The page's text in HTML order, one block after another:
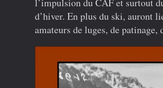
l’impulsion du CAF et surtout
d’hiver. En plus du ski, auront
amateurs de luges, de